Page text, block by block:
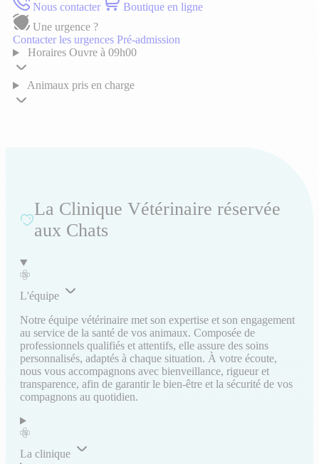
Nous contacter
Boutique en ligne
Une urgence ?
Contacter les urgences Pré-admission
Horaires Ouvre à 09h00
Animaux pris en charge
La Clinique Vétérinaire réservée
aux Chats
L'équipe
Notre équipe vétérinaire met son expertise et son engagement
au service de la santé de vos animaux. Composée de
professionnels qualifiés et attentifs, elle assure des soins
personnalisés, adaptés à chaque situation. À votre écoute,
nous vous accompagnons avec bienveillance, rigueur et
transparence, afin de garantir le bien-être et la sécurité de vos
compagnons au quotidien.
La clinique